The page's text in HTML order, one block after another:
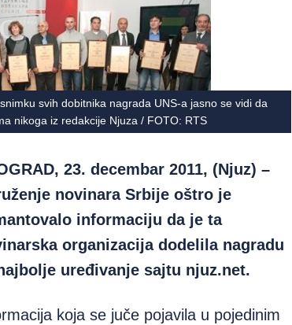
svih dobitnika nagrada UNS-a jasno se vidi da
nikoga iz redakcije Njuza / FOTO: RTS
23. decembar 2011, (Njuz) –
novinara Srbije oštro je
informaciju da je ta
organizacija dodelila nagradu
uređivanje sajtu njuz.net.
koja se juče pojavila u pojedinim